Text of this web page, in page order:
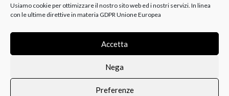
Usiamo cookie per ottimizzare il nostro sito web ed i nostri servizi. In linea
con le ultime direttive in materia GDPR Unione Europea
Accetta
Nega
Preferenze
Servizio Clienti